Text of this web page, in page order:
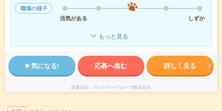
職場の様子
活気がある
しずか
もっと見る
気になる! 応募へ進む 詳しく見る
派遣会社 マンパワーグループ株式会社